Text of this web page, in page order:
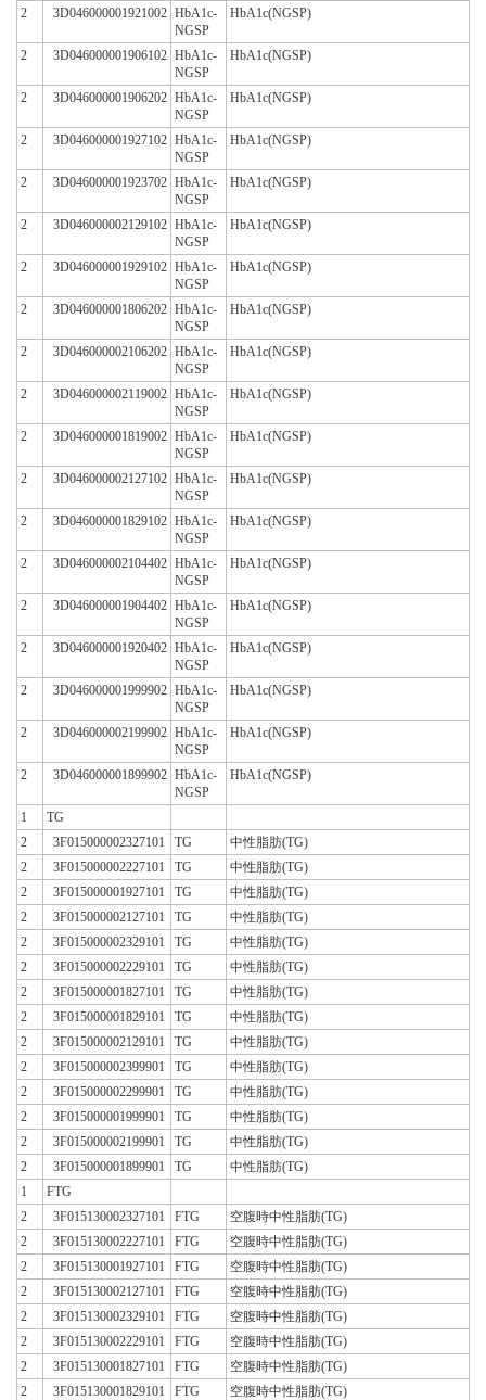
2
3D046000001921002 HbA1c-
NGSP
HbA1c(NGSP)
2 3D046000001906102 HbA1c-
NGSP
HbA1c(NGSP)
2 3D046000001906202 HbA1c-
NGSP
HbA1c(NGSP)
2 3D046000001927102 HbA1c-
NGSP
HbA1c(NGSP)
2 3D046000001923702 HbA1c-
NGSP
HbA1c(NGSP)
2 3D046000002129102 HbA1c-
NGSP
HbA1c(NGSP)
2 3D046000001929102 HbA1c-
NGSP
HbA1c(NGSP)
2 3D046000001806202 HbA1c-
NGSP
HbA1c(NGSP)
2 3D046000002106202 HbA1c-
NGSP
HbA1c(NGSP)
2 3D046000002119002 HbA1c-
NGSP
HbA1c(NGSP)
2 3D046000001819002 HbA1c-
NGSP
HbA1c(NGSP)
2 3D046000002127102 HbA1c-
NGSP
HbA1c(NGSP)
2 3D046000001829102 HbA1c-
NGSP
HbA1c(NGSP)
2 3D046000002104402 HbA1c-
NGSP
HbA1c(NGSP)
2 3D046000001904402 HbA1c-
NGSP
HbA1c(NGSP)
2 3D046000001920402 HbA1c-
NGSP
HbA1c(NGSP)
2 3D046000001999902 HbA1c-
NGSP
HbA1c(NGSP)
2 3D046000002199902 HbA1c-
NGSP
HbA1c(NGSP)
2 3D046000001899902 HbA1c-
NGSP
HbA1c(NGSP)
1
TG
2
3F015000002327101 TG
中性脂肪(TG)
2
3F015000002227101 TG
中性脂肪(TG)
2
3F015000001927101 TG
中性脂肪(TG)
2
3F015000002127101 TG
中性脂肪(TG)
2
3F015000002329101 TG
中性脂肪(TG)
2
3F015000002229101 TG
中性脂肪(TG)
2
3F015000001827101 TG
中性脂肪(TG)
2
3F015000001829101 TG
中性脂肪(TG)
2
3F015000002129101 TG
中性脂肪(TG)
2
3F015000002399901 TG
中性脂肪(TG)
2
3F015000002299901 TG
中性脂肪(TG)
2
3F015000001999901 TG
中性脂肪(TG)
2
3F015000002199901 TG
中性脂肪(TG)
2
3F015000001899901 TG
中性脂肪(TG)
1
FTG
2
3F015130002327101 FTG
空腹時中性脂肪(TG)
2
3F015130002227101 FTG
空腹時中性脂肪(TG)
2
3F015130001927101 FTG
空腹時中性脂肪(TG)
2
3F015130002127101 FTG
空腹時中性脂肪(TG)
2
3F015130002329101 FTG
空腹時中性脂肪(TG)
2
3F015130002229101 FTG
空腹時中性脂肪(TG)
2
3F015130001827101 FTG
空腹時中性脂肪(TG)
2
3F015130001829101 FTG
空腹時中性脂肪(TG)